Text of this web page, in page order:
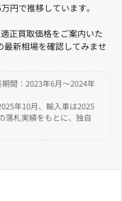
円で推移しています。
正買取価格をご案内いた
新相場を確認してみませ
間：2023年6月～2024年
年10月、輸入車は2025
落札実績をもとに、独自